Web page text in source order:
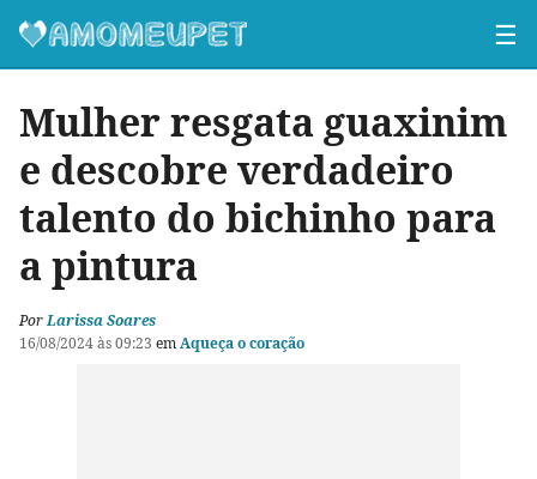
☰
Mulher resgata guaxinim
e descobre verdadeiro
talento do bichinho para
a pintura
PorLarissa Soares
16/08/2024 às 09:23 emAqueça o coração